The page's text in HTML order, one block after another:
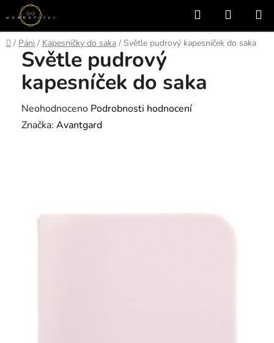
Přejít
na
obsah
Hledat
KOŠÍK
Domů
/ Páni / Kapesníčky do saka / Světle pudrový kapesníček do saka
Světle pudrový
kapesníček do saka
Průměrné
hodnocení
Neohodnoceno Podrobnosti hodnocení
Značka: Avantgard